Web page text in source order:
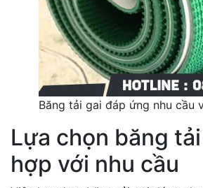
Băng tải gai đáp ứng nhu cầu
Lựa chọn băng
hợp với nhu cầu